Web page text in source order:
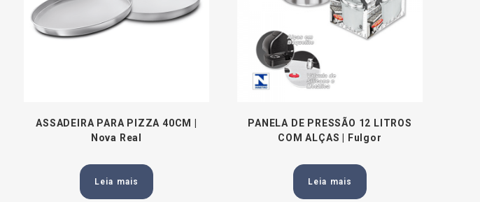
ASSADEIRA PARA PIZZA 40CM |
Nova Real
Leia mais
PANELA DE PRESSÃO 12 LITROS
COM ALÇAS | Fulgor
Leia mais